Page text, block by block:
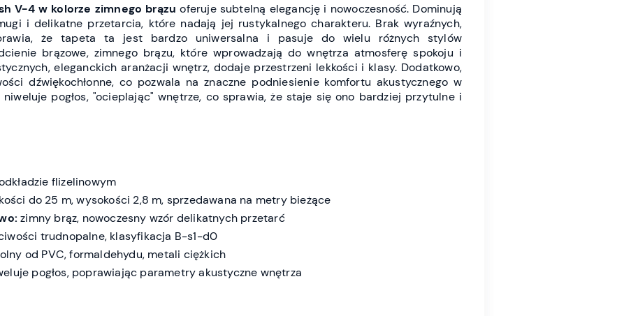
V-4 w kolorze zimnego brązuoferuje subtelną elegancję i nowoczesność. Dominują
i delikatne przetarcia, które nadają jej rustykalnego charakteru. Brak wyraźnych,
że tapeta ta jest bardzo uniwersalna i pasuje do wielu różnych stylów
brązowe, zimnego brązu, które wprowadzają do wnętrza atmosferę spokoju i
eleganckich aranżacji wnętrz, dodaje przestrzeni lekkości i klasy. Dodatkowo,
dźwiękochłonne, co pozwala na znaczne podniesienie komfortu akustycznego w
niweluje pogłos, "ocieplając" wnętrze, co sprawia, że staje się ono bardziej przytulne i
flizelinowym
do 25 m, wysokości 2,8 m, sprzedawana na metry bieżące
zimny brąz, nowoczesny wzór delikatnych przetarć
trudnopalne, klasyfikacja B-s1-d0
od PVC, formaldehydu, metali ciężkich
pogłos, poprawiając parametry akustyczne wnętrza